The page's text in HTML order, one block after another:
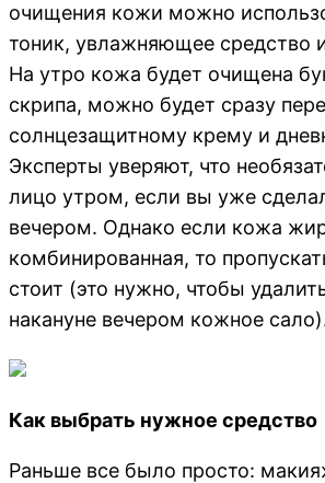
очищения кожи можно
тоник, увлажняющее средство
На утро кожа будет очищена
скрипа, можно будет сразу
солнцезащитному крему и
Эксперты уверяют, что
лицо утром, если вы уже
вечером. Однако если кожа
комбинированная, то
стоит (это нужно, чтобы
накануне вечером кожное
Как выбрать нужное средство
Раньше все было просто: